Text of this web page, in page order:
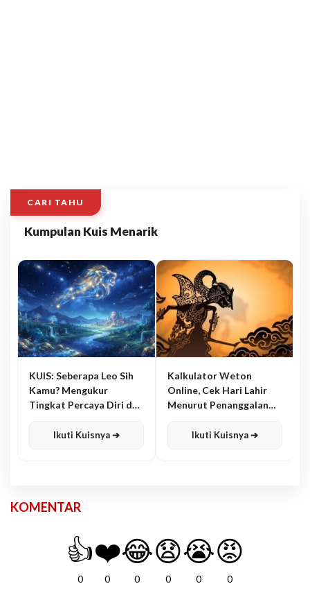
CARI TAHU
Kumpulan Kuis Menarik
KUIS: Seberapa Leo Sih
Kamu? Mengukur
Tingkat Percaya Diri dan
Ikuti Kuisnya ➔
Kalkulator Weton
Online, Cek Hari Lahir
Menurut Penanggalan
Ikuti Kuisnya ➔
KOMENTAR
👍
0
❤️
0
😂
0
😧
0
😭
0
😡
0